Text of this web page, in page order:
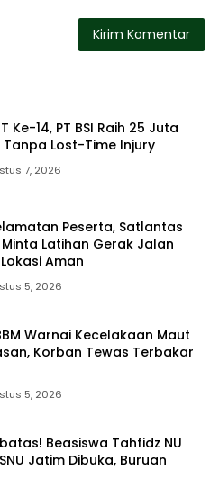
Ke-14, PT BSI Raih 25 Juta
Tanpa Lost-Time Injury
7, 2026
Peserta, Satlantas
Latihan Gerak Jalan
Aman
5, 2026
Warnai Kecelakaan Maut
Korban Tewas Terbakar
5, 2026
Beasiswa Tahfidz NU
Jatim Dibuka, Buruan